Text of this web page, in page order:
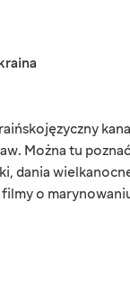
Można tu
dania
filmy o